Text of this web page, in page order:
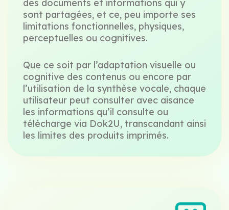
des documents et informations qui y
sont partagées, et ce, peu importe ses
limitations fonctionnelles, physiques,
perceptuelles ou cognitives.
Que ce soit par l’adaptation visuelle ou
cognitive des contenus ou encore par
l’utilisation de la synthèse vocale, chaque
utilisateur peut consulter avec aisance
les informations qu’il consulte ou
télécharge via Dok2U, transcandant ainsi
les limites des produits imprimés.